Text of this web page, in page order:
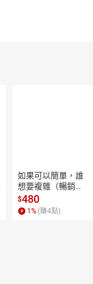
如果可以簡單，誰
想要複雜（暢銷經
典新編版）【電子
書】
$480
1 % (賺4點)